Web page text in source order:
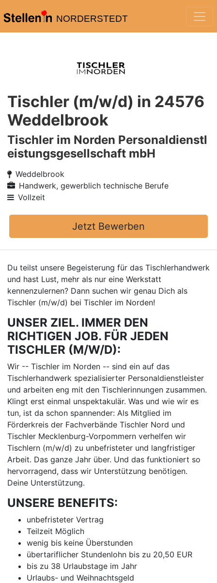
NORDERSTEDT
Tischler (m/w/d) in 24576
Weddelbrook
Tischler im Norden Personaldienstl
eistungsgesellschaft mbH
Weddelbrook
Handwerk, gewerblich technische Berufe
Vollzeit
Jetzt Bewerben
Du teilst unsere Begeisterung für das Tischlerhandwerk
und hast Lust, mehr als nur eine Werkstatt
kennenzulernen? Dann suchen wir genau Dich als
Tischler (m/w/d) bei Tischler im Norden!
UNSER ZIEL. IMMER DEN
RICHTIGEN JOB. FÜR JEDEN
TISCHLER (M/W/D):
Wir -- Tischler im Norden -- sind ein auf das
Tischlerhandwerk spezialisierter Personaldienstleister
und arbeiten eng mit den Tischlerinnungen zusammen.
Klingt erst einmal unspektakulär. Was und wie wir es
tun, ist da schon spannender: Als Mitglied im
Förderkreis der Fachverbände Tischler Nord und
Tischler Mecklenburg-Vorpommern verhelfen wir
Tischlern (m/w/d) zu unbefristeter und langfristiger
Arbeit. Das ganze Jahr über. Und das funktioniert so
hervorragend, dass wir Unterstützung benötigen.
Deine Unterstützung.
UNSERE BENEFITS:
unbefristeter Vertrag
Teilzeit Möglich
wenig bis keine Überstunden
übertariflicher Stundenlohn bis zu 20,50 EUR
bis zu 38 Urlaubstage im Jahr
Urlaubs- und Weihnachtsgeld